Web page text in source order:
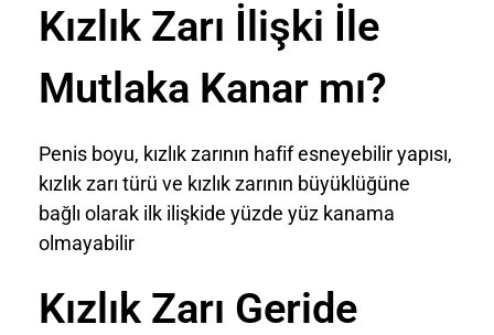
Kızlık Zarı İlişki İle
Mutlaka Kanar mı?
Penis boyu, kızlık zarının hafif esneyebilir yapısı,
kızlık zarı türü ve kızlık zarının büyüklüğüne
bağlı olarak ilk ilişkide yüzde yüz kanama
olmayabilir
Kızlık Zarı Geride